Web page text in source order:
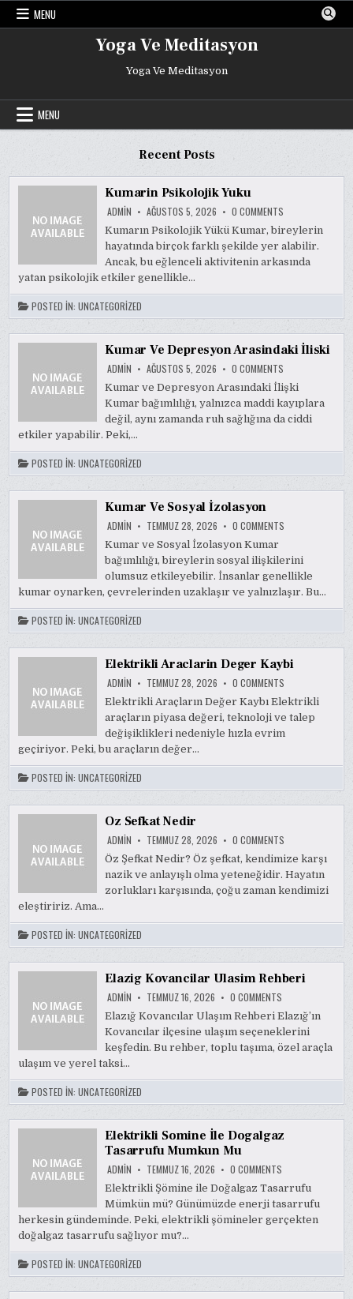
Skip
MENU
Yoga Ve Meditasyon
Yoga Ve Meditasyon
MENU
Recent Posts
Kumarin Psikolojik Yuku
ADMIN AĞUSTOS 5, 2026 0 COMMENTS
PSIKOLOJIK
YUKU
Kumarın Psikolojik Yükü Kumar, bireylerin
hayatında birçok farklı şekilde yer alabilir.
Ancak, bu eğlenceli aktivitenin arkasında
yatan psikolojik etkiler genellikle…
POSTED IN:UNCATEGORIZED
Kumar Ve Depresyon Arasindaki İliski
ADMIN AĞUSTOS 5, 2026 0 COMMENTS
VE
DEPRESYON
ARASINDAKI
İLISKI
Kumar ve Depresyon Arasındaki İlişki
Kumar bağımlılığı, yalnızca maddi kayıplara
değil, aynı zamanda ruh sağlığına da ciddi
etkiler yapabilir. Peki,…
POSTED IN:UNCATEGORIZED
Kumar Ve Sosyal İzolasyon
ADMIN TEMMUZ 28, 2026 0 COMMENTS
SOSYAL
İZOLASYON
Kumar ve Sosyal İzolasyon Kumar
bağımlılığı, bireylerin sosyal ilişkilerini
olumsuz etkileyebilir. İnsanlar genellikle
kumar oynarken, çevrelerinden uzaklaşır ve yalnızlaşır. Bu…
POSTED IN:UNCATEGORIZED
Elektrikli Araclarin Deger Kaybi
ADMIN TEMMUZ 28, 2026 0 COMMENTS
ARACLARIN
DEGER
KAYBI
Elektrikli Araçların Değer Kaybı Elektrikli
araçların piyasa değeri, teknoloji ve talep
değişiklikleri nedeniyle hızla evrim
geçiriyor. Peki, bu araçların değer…
POSTED IN:UNCATEGORIZED
Oz Sefkat Nedir
ADMIN TEMMUZ 28, 2026 0 COMMENTS
SEFKAT
Öz Şefkat Nedir? Öz şefkat, kendimize karşı
nazik ve anlayışlı olma yeteneğidir. Hayatın
zorlukları karşısında, çoğu zaman kendimizi
eleştiririz. Ama…
POSTED IN:UNCATEGORIZED
Elazig Kovancilar Ulasim Rehberi
ADMIN TEMMUZ 16, 2026 0 COMMENTS
KOVANCILAR
ULASIM
REHBERI
Elazığ Kovancılar Ulaşım Rehberi Elazığ’ın
Kovancılar ilçesine ulaşım seçeneklerini
keşfedin. Bu rehber, toplu taşıma, özel araçla
ulaşım ve yerel taksi…
POSTED IN:UNCATEGORIZED
Elektrikli Somine İle Dogalgaz
Tasarrufu Mumkun Mu
ADMIN TEMMUZ 16, 2026 0 COMMENTS
SOMINE
DOGALGAZ
TASARRUFU
MUMKUN
Elektrikli Şömine ile Doğalgaz Tasarrufu
Mümkün mü? Günümüzde enerji tasarrufu
herkesin gündeminde. Peki, elektrikli şömineler gerçekten
doğalgaz tasarrufu sağlıyor mu?…
POSTED IN:UNCATEGORIZED